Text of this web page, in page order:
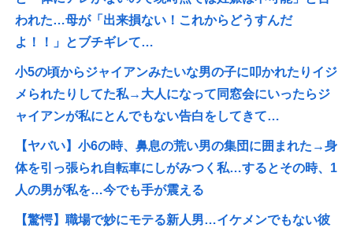
われた…母が「出来損ない！これからどうすんだ
よ！！」とブチギレて…
小5の頃からジャイアンみたいな男の子に叩かれたりイジ
メられたりしてた私→大人になって同窓会にいったらジ
ャイアンが私にとんでもない告白をしてきて…
【ヤバい】小6の時、鼻息の荒い男の集団に囲まれた→身
体を引っ張られ自転車にしがみつく私…するとその時、1
人の男が私を…今でも手が震える
【驚愕】職場で妙にモテる新人男…イケメンでもない彼